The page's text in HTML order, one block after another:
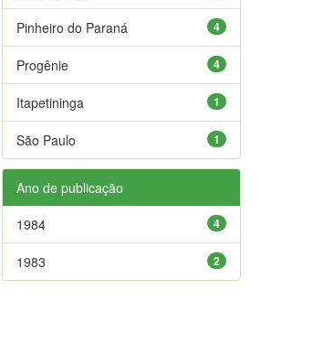
4
Pinheiro do Paraná
4
Progênie
1
Itapetininga
1
São Paulo
Ano de publicação
4
1984
2
1983